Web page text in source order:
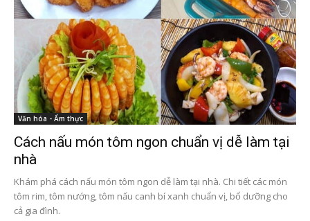
Văn hóa - Ẩm thực
Cách nấu món tôm ngon chuẩn vị dễ làm tại
nhà
Khám phá cách nấu món tôm ngon dễ làm tại nhà. Chi tiết các món
tôm rim, tôm nướng, tôm nấu canh bí xanh chuẩn vị, bổ dưỡng cho
cả gia đình.